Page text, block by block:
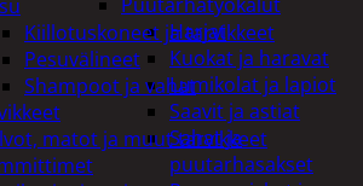
Harjat
Kuokat ja haravat
Lumikolat ja lapiot
Saavit ja astiat
Sahat ja
puutarhasakset
Kiillotuskoneet ja tarvikkeet
Pesuvälineet
Shampoot ja vahat
matot ja muut tarvikkeet